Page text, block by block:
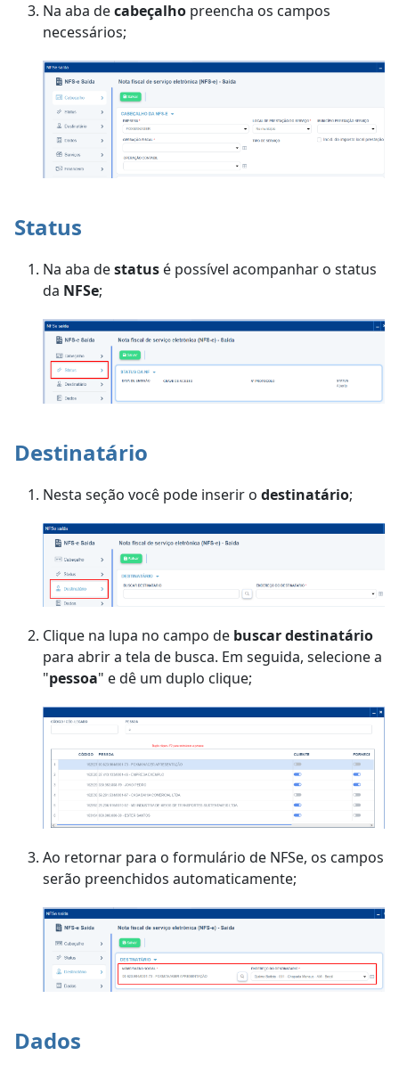
Na aba decabeçalho preencha os campos
necessários;
Status
Na aba destatus é possível acompanhar o status
da NFSe;
Destinatário
Nesta seção você pode inserir o destinatário;
Clique na lupa no campo de buscar destinatário
para abrir a tela de busca. Em seguida, selecione a
"pessoa" e dê um duplo clique;
Ao retornar para o formulário de NFSe, os campos
serão preenchidos automaticamente;
Dados